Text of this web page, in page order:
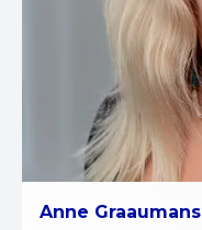
Anne Graaumans